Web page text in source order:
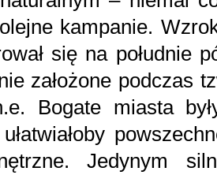
kampanie.
się na południe
założone podczas
Bogate miasta
Jedynym